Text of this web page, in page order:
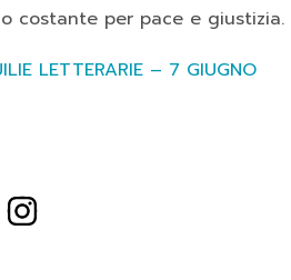
costante per pace e giustizia.
LETTERARIE – 7 GIUGNO